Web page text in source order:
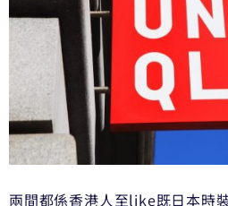
兩間都係香港人至like既日本時